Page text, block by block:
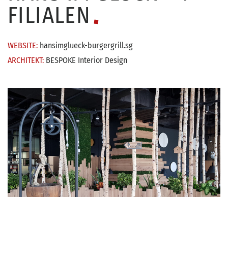
FILIALEN
WEBSITE: hansimglueck-burgergrill.sg
ARCHITEKT: BESPOKE Interior Design